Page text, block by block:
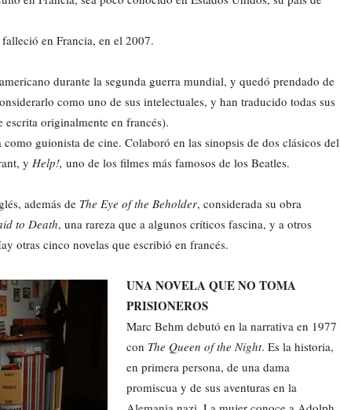
en Francia, en el 2007.
durante la segunda guerra mundial, y quedó prendado de
como uno de sus intelectuales, y han traducido todas sus
escrita originalmente en francés).
guionista de cine. Colaboró en las sinopsis de dos clásicos del
y Help!, uno de los filmes más famosos de los Beatles.
además de The Eye of the Beholder, considerada su obra
to Death, una rareza que a algunos críticos fascina, y a otros
otras cinco novelas que escribió en francés.
UNA NOVELA QUE NO TOMA
PRISIONEROS
Marc Behm debutó en la narrativa en 1977
con The Queen of the Night. Es la historia,
en primera persona, de una dama
promiscua y de sus aventuras en la